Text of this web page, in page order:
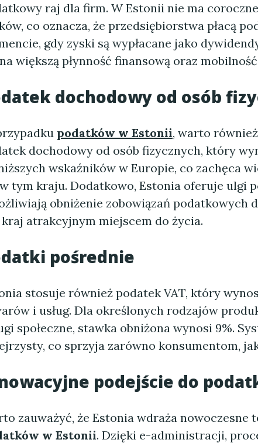
raj dla firm. W Estonii nie ma
co oznacza, że przedsiębiorstwa płacą
gdy zyski są wypłacane jako
większą płynność finansową oraz
dochodowy od osób
podatków w Estonii, warto
dochodowy od osób fizycznych, który
wskaźników w Europie, co zachęca
tym kraju. Dodatkowo, Estonia oferuje ulgi
obniżenie zobowiązań podatkowych
atrakcyjnym miejscem do życia.
pośrednie
stosuje również podatek VAT, który
i usług. Dla określonych rodzajów
społeczne, stawka obniżona wynosi 9%.
co sprzyja zarówno konsumentom,
podejście do
zauważyć, że Estonia wdraża nowoczesne
w Estonii. Dzięki e-administracji,